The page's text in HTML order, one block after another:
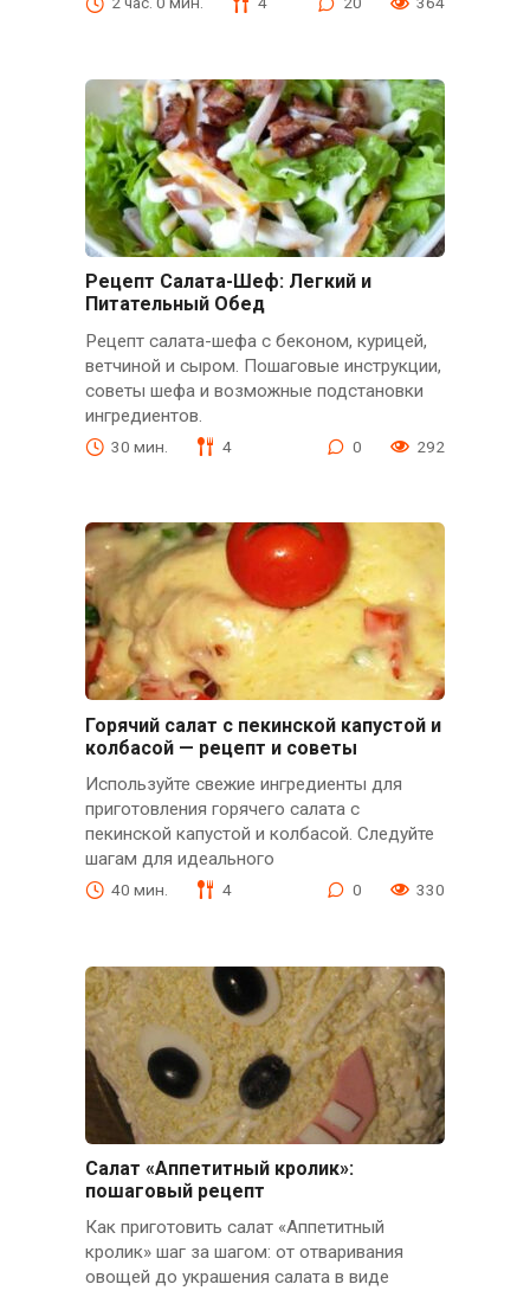
Рецепт Салата-Шеф: Легкий и
Питательный Обед
Рецепт салата-шефа с беконом, курицей,
ветчиной и сыром. Пошаговые инструкции,
советы шефа и возможные подстановки
ингредиентов.
30 мин. 4 0 292
Горячий салат с пекинской капустой и
колбасой — рецепт и советы
Используйте свежие ингредиенты для
приготовления горячего салата с
пекинской капустой и колбасой. Следуйте
шагам для идеального
40 мин. 4 0 330
Салат «Аппетитный кролик»:
пошаговый рецепт
Как приготовить салат «Аппетитный
кролик» шаг за шагом: от отваривания
овощей до украшения салата в виде